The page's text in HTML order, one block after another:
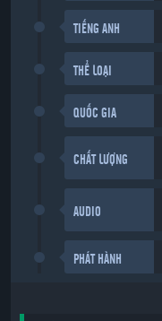
TIẾNG ANH
THỂ LOẠI
QUỐC GIA
CHẤT LƯỢNG
AUDIO
PHÁT HÀNH